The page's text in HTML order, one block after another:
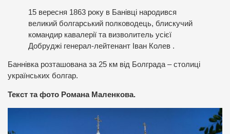
15 вересня 1863 року в Банівці народився
великий болгарський полководець, блискучий
командир кавалерії та визволитель усієї
Добруджі генерал-лейтенант Іван Колев .
Баннівка розташована за 25 км від Болграда – столиці
українських болгар.
Текст та фото Романа Маленкова.